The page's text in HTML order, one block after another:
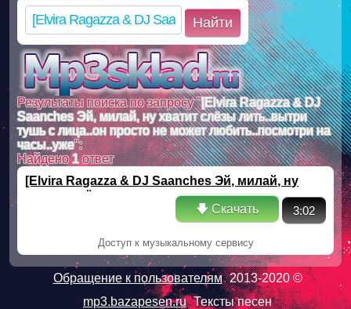
Найти
Результаты поиска по запросу "[Elvira Ragazza & DJ
Saanches Эй, милай, ну хватит слёзы лить..вытри
тушь с лица..он просто не может любить..посмотри на
часы..уже":
Найдено1ответ
[Elvira Ragazza & DJ Saanches Эй, милай, ну
хватит слёзы лить..вытри тушь с лица..он
просто не может любить..посмотри на
🡇 Скачать 3:02
Доступ к музыкальному сервису
Обращение к пользователям 2013-2020 ©
mp3.bazapesen.ru Тексты песен